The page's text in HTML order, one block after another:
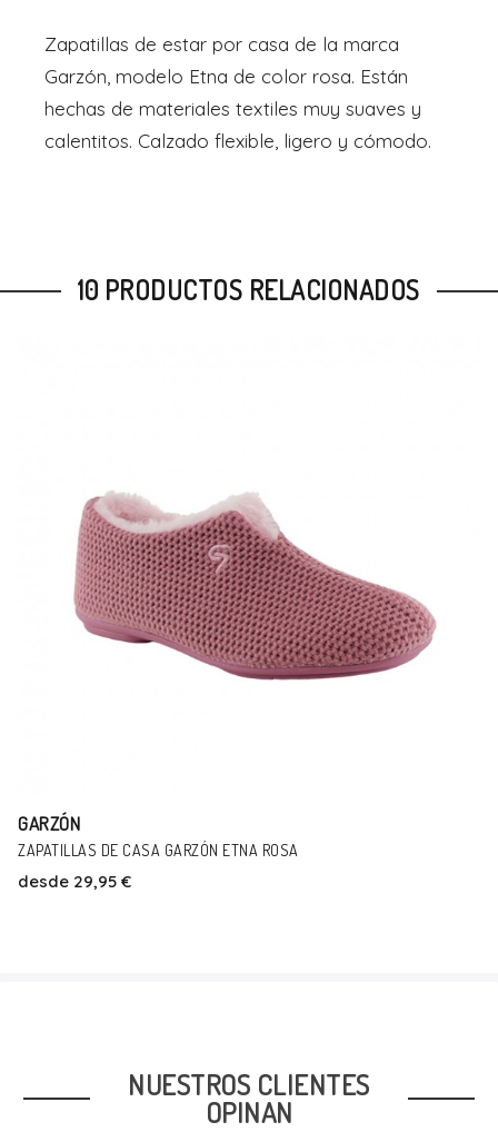
Zapatillas de estar por casa de la marca
Garzón, modelo Etna de color rosa. Están
hechas de materiales textiles muy suaves y
calentitos. Calzado flexible, ligero y cómodo.
10 PRODUCTOS RELACIONADOS
GARZÓN
ZAPATILLAS DE CASA GARZÓN TIKTOK ROSA
desde 24,90 €
NUESTROS CLIENTES
OPINAN